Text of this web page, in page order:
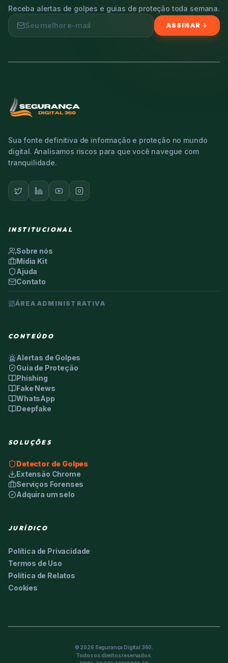
Receba alertas de golpes e guias de proteção toda semana.
ASSINAR
Sua fonte definitiva de informação e proteção no mundo
digital. Analisamos riscos para que você navegue com
tranquilidade.
INSTITUCIONAL
Sobre nós
Mídia Kit
Ajuda
Contato
ÁREA ADMINISTRATIVA
CONTEÚDO
Alertas de Golpes
Guia de Proteção
Phishing
Fake News
WhatsApp
Deepfake
SOLUÇÕES
Detector de Golpes
Extensão Chrome
Serviços Forenses
Adquira um selo
JURÍDICO
Política de Privacidade
Termos de Uso
Política de Relatos
Cookies
© 2026 Segurança Digital 360.
Todos os direitos reservados.